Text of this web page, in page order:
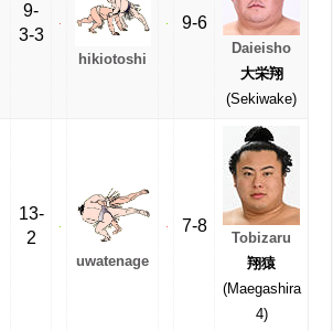
9-
3-3
hikiotoshi
9-6
Daieisho
大栄翔
(Sekiwake)
13-
2
uwatenage
7-8
Tobizaru
翔猿
(Maegashira
4)